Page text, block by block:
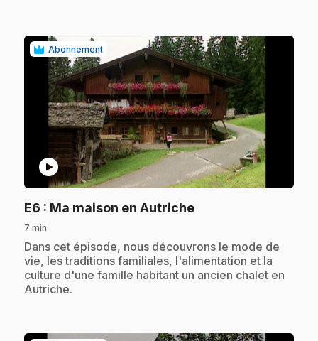
Abonnement
play_circle
E6 : Ma maison en Autriche.
7 min
.Dans cet épisode, nous découvrons le mode de
vie, les traditions familiales, l'alimentation et la
culture d'une famille habitant un ancien chalet en
Autriche.